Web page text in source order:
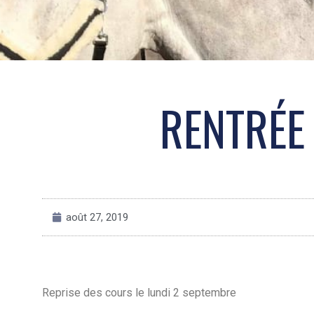
août 27, 2019
Reprise des cours le lundi 2 septembre